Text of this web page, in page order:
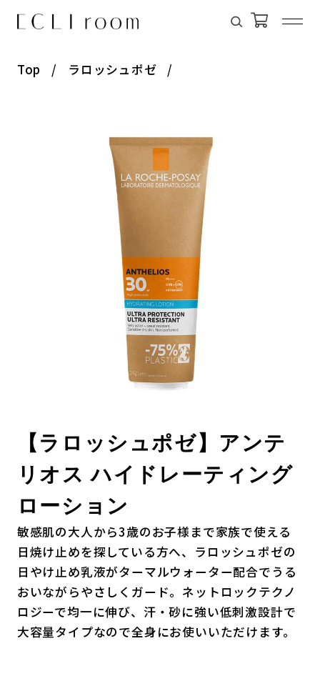
Top ラロッシュポゼ
【ラロッシュポゼ】アンテ
リオス ハイドレーティング
ローション
敏感肌の大人から3歳のお子様まで家族で使える
日焼け止めを探している方へ、ラロッシュポゼの
日やけ止め乳液がターマルウォーター配合でうる
おいながらやさしくガード。ネットロックテクノ
ロジーで均一に伸び、汗・砂に強い低刺激設計で
大容量タイプなので全身にお使いいただけます。